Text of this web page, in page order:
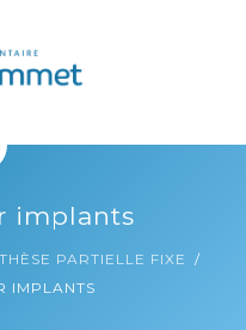
implants
PARTIELLE FIXE
IMPLANTS